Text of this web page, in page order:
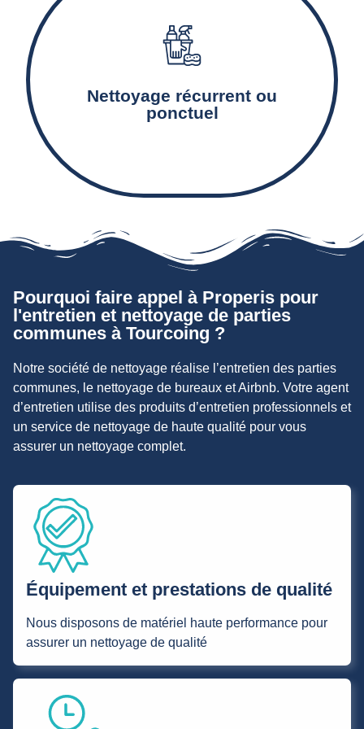
Nettoyage récurrent ou
ponctuel
Le nettoyage et l’entretien des équipements
ascenseurs et boîtes-aux-lettres.
Pourquoi faire appel à Properis pour
l'entretien et nettoyage de parties
communes à Tourcoing ?
Notre société de nettoyage réalise l’entretien des parties
communes, le nettoyage de bureaux et Airbnb. Votre agent
d’entretien utilise des produits d’entretien professionnels et
un service de nettoyage de haute qualité pour vous
assurer un nettoyage complet.
Équipement et prestations de qualité
Nous disposons de matériel haute performance pour
assurer un nettoyage de qualité